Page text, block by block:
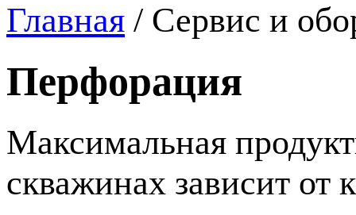
Главная / Сервис и
Перфорация
Максимальная
скважинах зависит от